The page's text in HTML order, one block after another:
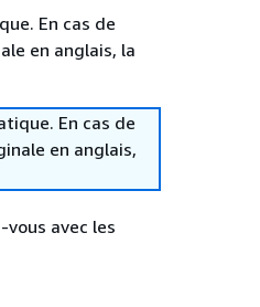
En cas de
en anglais, la
En cas de
en anglais,
avec les